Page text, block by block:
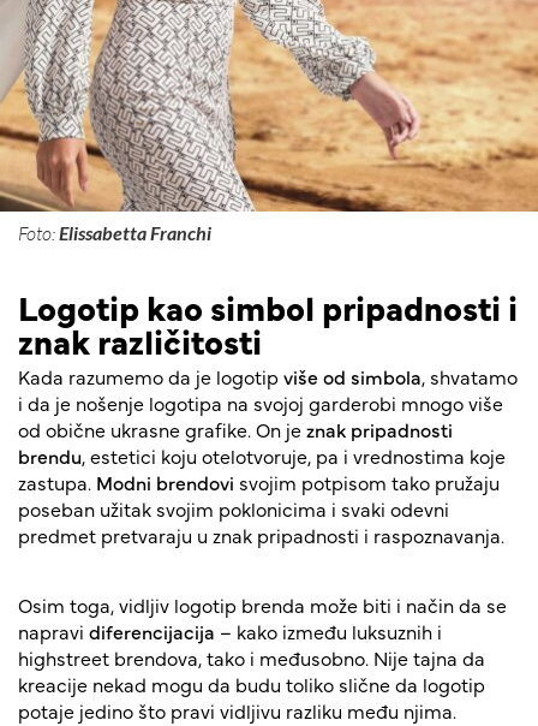
Foto:Elissabetta Franchi
Logotip kao simbol pripadnosti i
znak različitosti
Kada razumemo da je logotip više od simbola, shvatamo
i da je nošenje logotipa na svojoj garderobi mnogo više
od obične ukrasne grafike. On jeznak pripadnosti
brendu, estetici koju otelotvoruje, pa i vrednostima koje
zastupa. Modni brendovi svojim potpisom tako pružaju
poseban užitak svojim poklonicima i svaki odevni
predmet pretvaraju u znak pripadnosti i raspoznavanja.
Osim toga, vidljiv logotip brenda može biti i način da se
napravi diferencijacija – kako između luksuznih i
highstreet brendova, tako i međusobno. Nije tajna da
kreacije nekad mogu da budu toliko slične da logotip
potaje jedino što pravi vidljivu razliku među njima.